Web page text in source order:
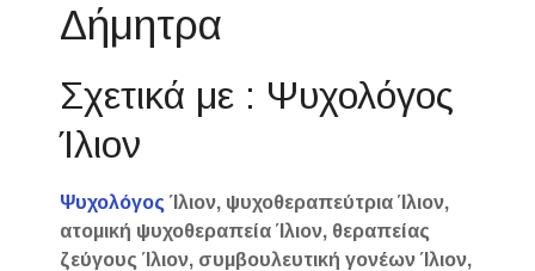
Δήμητρα
Σχετικά με : Ψυχολόγος
Ίλιον
ΨυχολόγοςΊλιον, ψυχοθεραπεύτρια Ίλιον,
ατομική ψυχοθεραπεία Ίλιον, θεραπείας
ζεύγους Ίλιον, συμβουλευτική γονέων Ίλιον,